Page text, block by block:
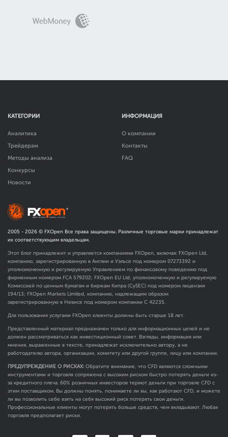
КАТЕГОРИИ
Аналитика
Трейдерам
Методы анализа
Конкурсы
Новости
ИНФОРМАЦИЯ
О компании
Контакты
FAQ
2005 - 2026 © FXOpen Все права защищены. Различные торговые марки принадлежат
их соответствующим владельцам.
Этот блог принадлежит и управляется компаниями FXOpen, включая: FXOpen Ltd,
компанию, зарегистрированную в Англии и Уэльсе под номером 07273392 и
уполномоченную и регулируемую Управлением по финансовому поведению под
фирменным номером FCA 579202; FXOpen EU Ltd, уполномоченную и регулируемую
Комиссией по ценным бумагам и биржам Кипра (CySEC) под номером лицензии
194/13; FXOpen Markets Limited, компанию, надлежащим образом
зарегистрированную в Невисе под номером компании C 42235.
Для пользования услугами FXOpen клиенты должны быть старше 18 лет.
Представленный материал предназначен только для информационных целей и не
должен рассматриваться как инвестиционный совет. Взгляды, информация или
мнения, выраженные в тексте, принадлежат исключительно автору, а не
работодателю автора, организации, комитету или другой группе, лицу или компании.
ПРЕДУПРЕЖДЕНИЕ О РИСКАХ: Обратите внимание, что CFD являются сложными
инструментами и торговля сопряжена с высоким риском быстро потерять деньги из-
за кредитного плеча. 60% розничных инвесторов теряют деньги при торговле CFD с
этим поставщиком. Вы должны понять, понимаете ли вы, как работают CFD, и можете
ли вы позволить себе взять на себя высокий риск потерять свои деньги.
Профессиональные клиенты могут потерять больше средств, чем вкладывают. Любая
торговля предполагает риски.